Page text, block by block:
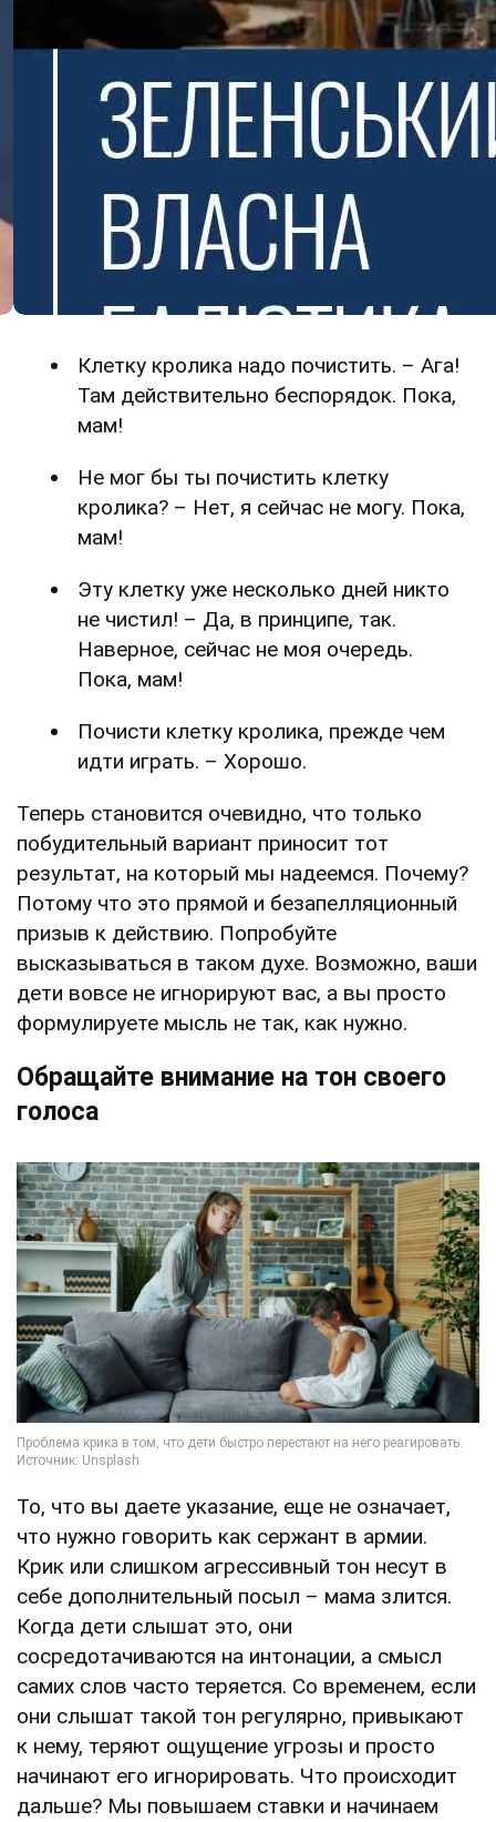
Клетку кролика надо почистить. – Ага!
Там действительно беспорядок. Пока,
мам!
Не мог бы ты почистить клетку
кролика? – Нет, я сейчас не могу. Пока,
мам!
Эту клетку уже несколько дней никто
не чистил! – Да, в принципе, так.
Наверное, сейчас не моя очередь.
Пока, мам!
Почисти клетку кролика, прежде чем
идти играть. – Хорошо.
Теперь становится очевидно, что только
побудительный вариант приносит тот
результат, на который мы надеемся. Почему?
Потому что это прямой и безапелляционный
призыв к действию. Попробуйте
высказываться в таком духе. Возможно, ваши
дети вовсе не игнорируют вас, а вы просто
формулируете мысль не так, как нужно.
Обращайте внимание на тон своего
голоса
То, что вы даете указание, еще не означает,
что нужно говорить как сержант в армии.
Крик или слишком агрессивный тон несут в
себе дополнительный посыл – мама злится.
Когда дети слышат это, они
сосредотачиваются на интонации, а смысл
самих слов часто теряется. Со временем, если
они слышат такой тон регулярно, привыкают
к нему, теряют ощущение угрозы и просто
начинают его игнорировать. Что происходит
дальше? Мы повышаем ставки и начинаем